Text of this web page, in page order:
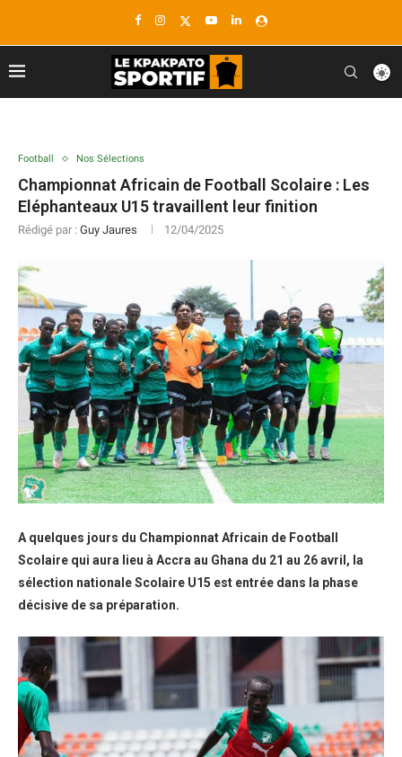
Football Nos Sélections
Championnat Africain de Football Scolaire : Les
Eléphanteaux U15 travaillent leur finition
Rédigé par : Guy Jaures 12/04/2025
A quelques jours du Championnat Africain de Football
Scolaire qui aura lieu à Accra au Ghana du 21 au 26 avril, la
sélection nationale Scolaire U15 est entrée dans la phase
décisive de sa préparation.